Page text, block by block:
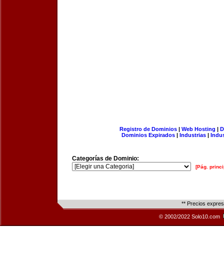
Registro de Dominios| Web Hosting |
Dominios Expirados | Industrias |
Categorías de Dominio:
[Pág.
** Precios
© 2002/2022 Solo10.com